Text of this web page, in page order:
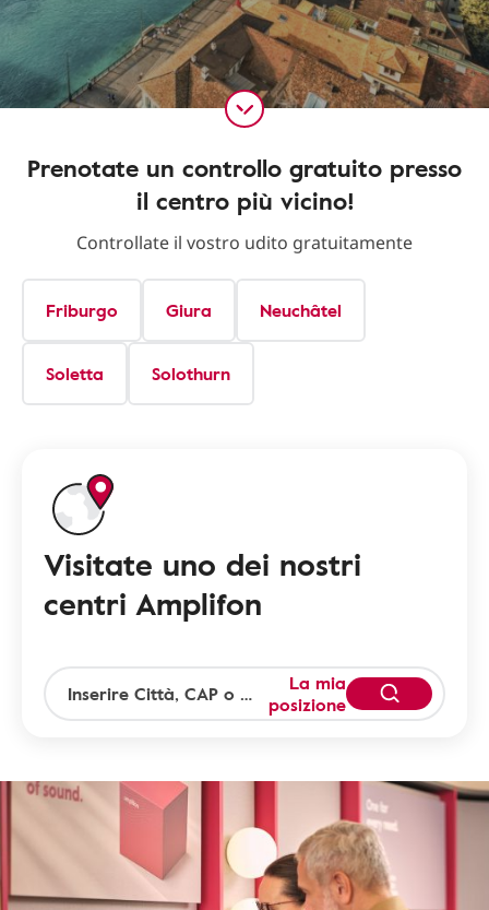
Prenotate un controllo gratuito presso
il centro più vicino!
Controllate il vostro udito gratuitamente
Friburgo Giura Neuchâtel
Soletta Solothurn
Visitate uno dei nostri
centri Amplifon
La mia
posizione